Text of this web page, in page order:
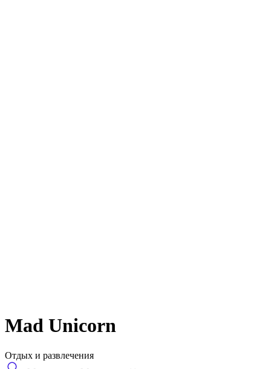
Mad Unicorn
Отдых и развлечения